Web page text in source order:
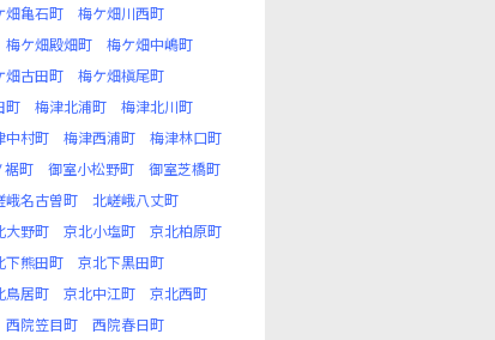
畑亀石町
梅ケ畑川西町
梅ケ畑殿畑町
梅ケ畑中嶋町
畑古田町
梅ケ畑槇尾町
町 梅津北浦町
梅津北川町
中村町 梅津西浦町
梅津林口町
裾町 御室小松野町
御室芝橋町
峨名古曽町
北嵯峨八丈町
大野町 京北小塩町
京北柏原町
下熊田町
京北下黒田町
鳥居町 京北中江町
京北西町
西院笠目町
西院春日町